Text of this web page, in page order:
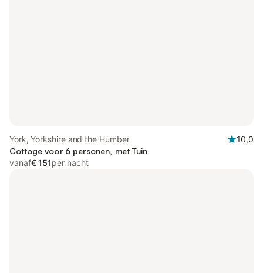
York, Yorkshire and the Humber
10,0
Cottage voor 6 personen, met Tuin
vanaf€ 151per nacht